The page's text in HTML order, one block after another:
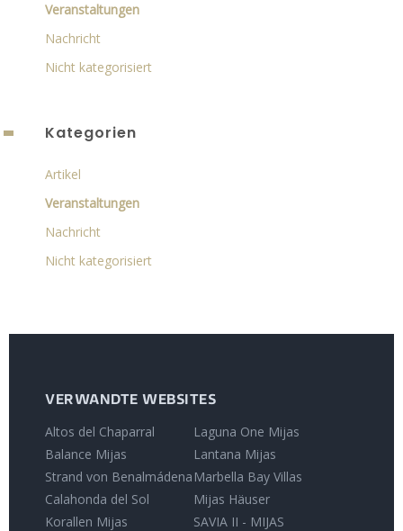
Veranstaltungen
Nachricht
Nicht kategorisiert
Kategorien
Artikel
Veranstaltungen
Nachricht
Nicht kategorisiert
VERWANDTE WEBSITES
Altos del Chaparral
Balance Mijas
Strand von Benalmádena
Calahonda del Sol
Korallen Mijas
Laguna One Mijas
Lantana Mijas
Marbella Bay Villas
Mijas Häuser
SAVIA II - MIJAS